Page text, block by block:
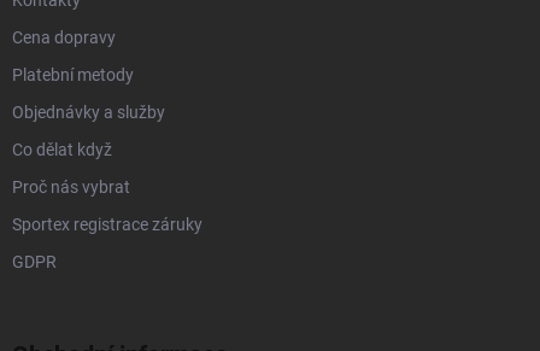
Cena dopravy
Platební metody
Objednávky a služby
Co dělat když
Proč nás vybrat
Sportex registrace záruky
GDPR